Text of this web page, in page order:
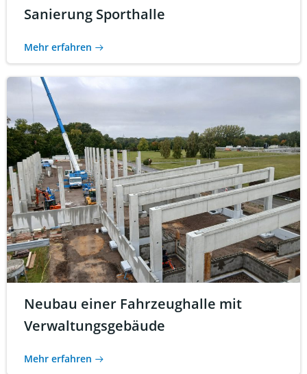
Sanierung Sporthalle
Mehr erfahren
Neubau einer Fahrzeughalle mit
Verwaltungsgebäude
Mehr erfahren